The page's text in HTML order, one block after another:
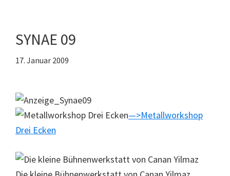
SYNAE 09
17. Januar 2009
—>Metallworkshop
Drei Ecken